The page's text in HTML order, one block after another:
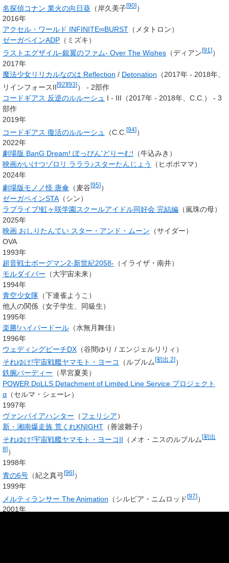
名探偵コナン 業火の向日葵 （岸久美子[90]）
2016年
アクセル・ワールド INFINITE∞BURST （メタトロン）
ゼーガペインADP （ミズキ）
ラストエグザイル-銀翼のファム- Over The Wishes （ディアン[91 ] ）
2017年
魔法少女リリカルなのは Reflection / Detonation （2017年 - 2018年、
リインフォースII[92][93] ） - 2部作
コードギアス 反逆のルルーシュ I - III（2017年 - 2018年、 C.C. ） - 3
部作
2019年
コードギアス 復活のルルーシュ
（C.C. [94]）
2022年
劇場版 BanG Dream! ぽっぴん'どりーむ! （牛込みき）
映画かいけつゾロリ ラララ♪スターたんじょう
（ヒポポママ）
2024年
劇場版モノノ怪 唐傘 （麦谷[95] ）
ゼーガペインSTA （シン）
ラブライブ!虹ヶ咲学園スクールアイドル同好会 完結編 （嵐珠の母）
2025年
映画 おしりたんてい スター・アンド・ムーン （サイダー）
OVA
1993年
超音戦士ボーグマン2-新世紀2058- （イライザ・南井）
モルダイバー （大宇宙未来）
1994年
青空少女隊 （下連雀ようこ）
他人の関係（女子学生、同級生）
1995年
楽勝!ハイパードール （水無月舞佳）
1996年
ウェディングピーチDX （谷間ゆり / エンジェルリリィ ）
それゆけ!宇宙戦艦ヤマモト・ヨーコ
（ルブルム[初出 2]）
鉄腕バーディー （早宮夏美）
POWER DoLLS Detachment of Limited Line Service プロジェクト
α （セルマ・シェーレ）
1997年
ヴァンパイアハンター （フェリシア）
新・湘南爆走族 荒くれKNIGHT （善波雛子）
それゆけ!宇宙戦艦ヤマモト・ヨーコII （メオ・ニスのルブルム[初出
8] ）
1998年
青の6号 （紀之真弓[96]）
1999年
メルティランサー The Animation （シルビア・ニムロッド[97]）
2001年